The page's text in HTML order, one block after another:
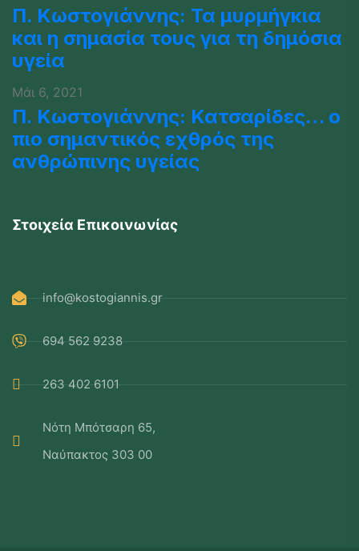
Π. Κωστογιάννης: Τα μυρμήγκια
και η σημασία τους για τη δημόσια
υγεία
Μάι 6, 2021
Π. Κωστογιάννης: Κατσαρίδες… ο
πιο σημαντικός εχθρός της
ανθρώπινης υγείας
Στοιχεία Επικοινωνίας
info@kostogiannis.gr
694 562 9238
263 402 6101
Νότη Μπότσαρη 65,
Ναύπακτος 303 00